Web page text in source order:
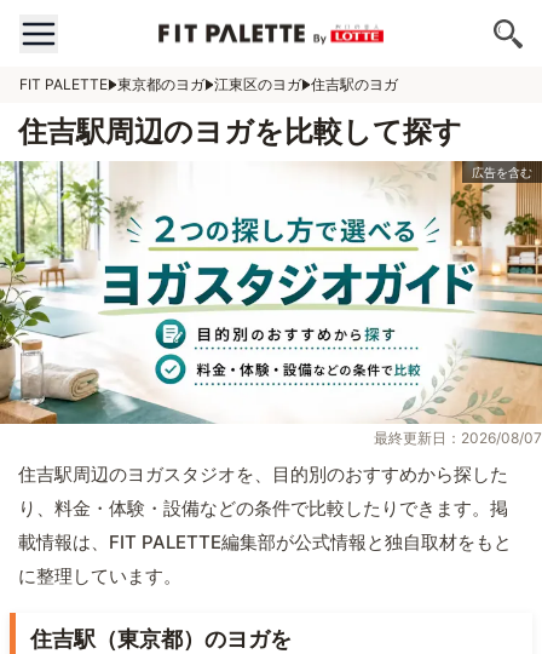
FIT PALETTE 東京都のヨガ 江東区のヨガ 住吉駅のヨガ
住吉駅周辺のヨガを比較して探す
最終更新日：2026/08/07
住吉駅周辺のヨガスタジオを、目的別のおすすめから探した
り、料金・体験・設備などの条件で比較したりできます。掲
載情報は、FIT PALETTE編集部が公式情報と独自取材をもと
に整理しています。
住吉駅（東京都）のヨガを